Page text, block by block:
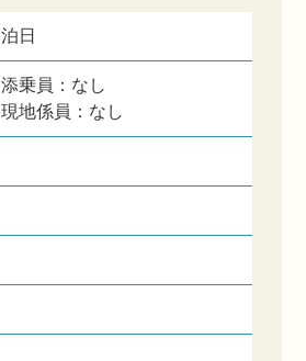
泊日
添乗員：なし
現地係員：なし